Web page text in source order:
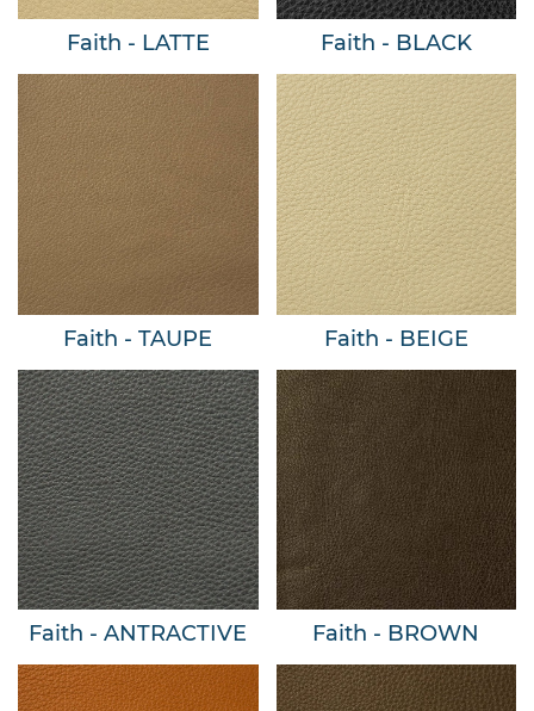
Faith - LATTE Faith - BLACK
Faith - TAUPE Faith - BEIGE
Faith - ANTRACTIVE Faith - BROWN